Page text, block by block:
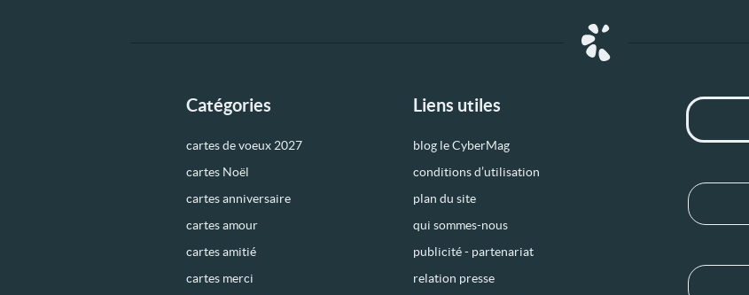
Catégories
cartes de voeux 2027
cartes Noël
cartes anniversaire
cartes amour
cartes amitié
cartes merci
Liens utiles
blog le CyberMag
conditions d’utilisation
plan du site
qui sommes-nous
publicité - partenariat
relation presse